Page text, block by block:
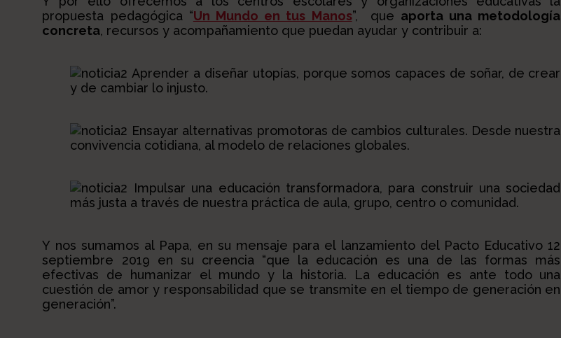
propuesta pedagógica “Un Mundo en tus Manos”, que aporta una metodología
concreta, recursos y acompañamiento que puedan ayudar y contribuir a:
Aprender a diseñar utopías, porque somos capaces de soñar, de crear
y de cambiar lo injusto.
Ensayar alternativas promotoras de cambios culturales. Desde nuestra
convivencia cotidiana, al modelo de relaciones globales.
Impulsar una educación transformadora, para construir una sociedad
más justa a través de nuestra práctica de aula, grupo, centro o comunidad.
Y nos sumamos al Papa, en su mensaje para el lanzamiento del Pacto Educativo 12
septiembre 2019 en su creencia “que la educación es una de las formas más
efectivas de humanizar el mundo y la historia. La educación es ante todo una
cuestión de amor y responsabilidad que se transmite en el tiempo de generación en
generación”.